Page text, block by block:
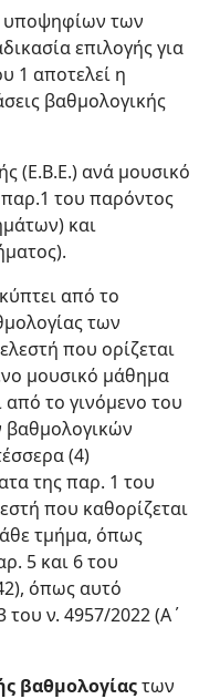
των
επιλογής για
1 αποτελεί η
βαθμολογικής
(Ε.Β.Ε.) ανά μουσικό
του παρόντος
και
από το
των
που ορίζεται
μουσικό μάθημα
το γινόμενο του
(4)
της παρ. 1 του
που καθορίζεται
τμήμα, όπως
5 και 6 του
όπως αυτό
του ν. 4957/2022 (Α΄
βαθμολογίαςτων